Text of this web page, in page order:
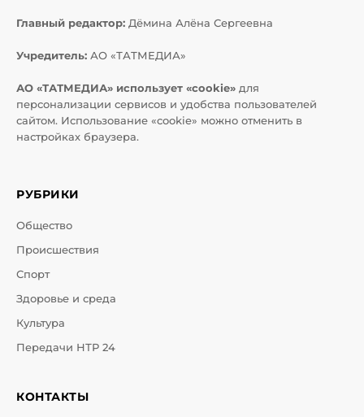
Главный редактор: Дёмина Алёна Сергеевна
Учредитель: АО «ТАТМЕДИА»
АО «ТАТМЕДИА» использует «cookie» для
персонализации сервисов и удобства пользователей
сайтом. Использование «cookie» можно отменить в
настройках браузера.
РУБРИКИ
Общество
Происшествия
Спорт
Здоровье и среда
Культура
Передачи НТР 24
КОНТАКТЫ